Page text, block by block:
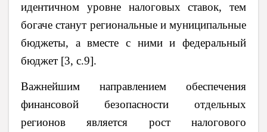
идентичном уровне налоговых ставок, тем
богаче станут региональные и муниципальные
бюджеты, а вместе с ними и федеральный
бюджет [3, с.9].
Важнейшим направлением обеспечения
финансовой безопасности отдельных
регионов является рост налогового